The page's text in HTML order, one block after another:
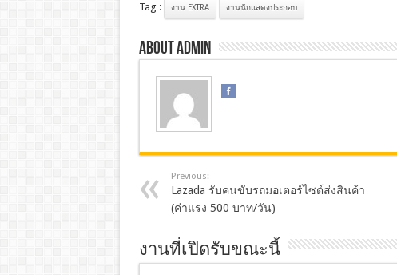
Tag : งาน EXTRA งานนักแสดงประกอบ
About admin
Previous:
Lazada รับคนขับรถมอเตอร์ไซต์ส่งสินค้า
(ค่าแรง 500 บาท/วัน)
งานที่เปิดรับขณะนี้